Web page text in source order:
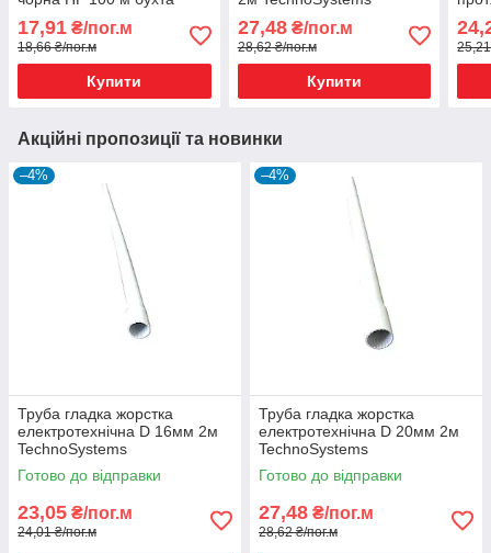
17,91 ₴/пог.м
18,66 ₴/пог.м
Купити
27,48₴/пог.м
28,62 ₴/пог.м
Купити
Акційні пропозиції та новинки
–4%
Труба гладка жорстка
електротехнічна D 16мм 2м
TechnoSystems
Готово до відправки
23,05 ₴/пог.м
24,01 ₴/пог.м
–4%
Труба гладка жорстка
електротехнічна D 20мм 2м
TechnoSystems
Готово до відправки
27,48 ₴/пог.м
28,62 ₴/пог.м